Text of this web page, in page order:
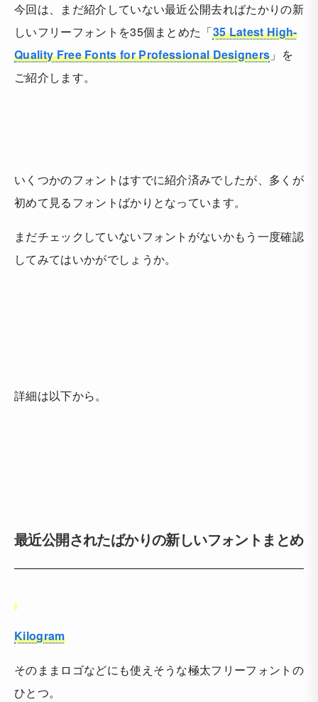
今回は、まだ紹介していない最近公開去ればたかりの新
しいフリーフォントを35個まとめた「35 Latest High-
Quality Free Fonts for Professional Designers 」を
ご紹介します。
いくつかのフォントはすでに紹介済みでしたが、多くが
初めて見るフォントばかりとなっています。
まだチェックしていないフォントがないかもう一度確認
してみてはいかがでしょうか。
詳細は以下から。
最近公開されたばかりの新しいフォントまとめ
Kilogram
そのままロゴなどにも使えそうな極太フリーフォントの
ひとつ。